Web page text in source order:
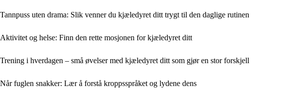
Tannpuss uten drama: Slik venner du kjæledyret ditt trygt til den daglige rutinen
Aktivitet og helse: Finn den rette mosjonen for kjæledyret ditt
Trening i hverdagen – små øvelser med kjæledyret ditt som gjør en stor forskjell
Når fuglen snakker: Lær å forstå kroppsspråket og lydene dens